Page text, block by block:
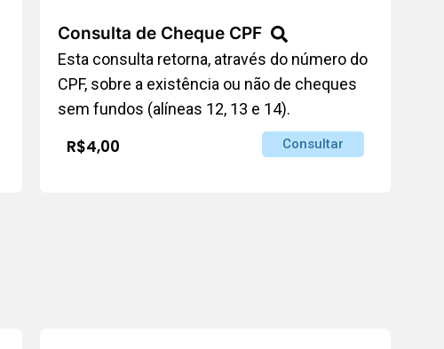
Consulta de Cheque CPF
Esta consulta retorna, através do número do
CPF, sobre a existência ou não de cheques
sem fundos (alíneas 12, 13 e 14).
R$4,00 Consultar